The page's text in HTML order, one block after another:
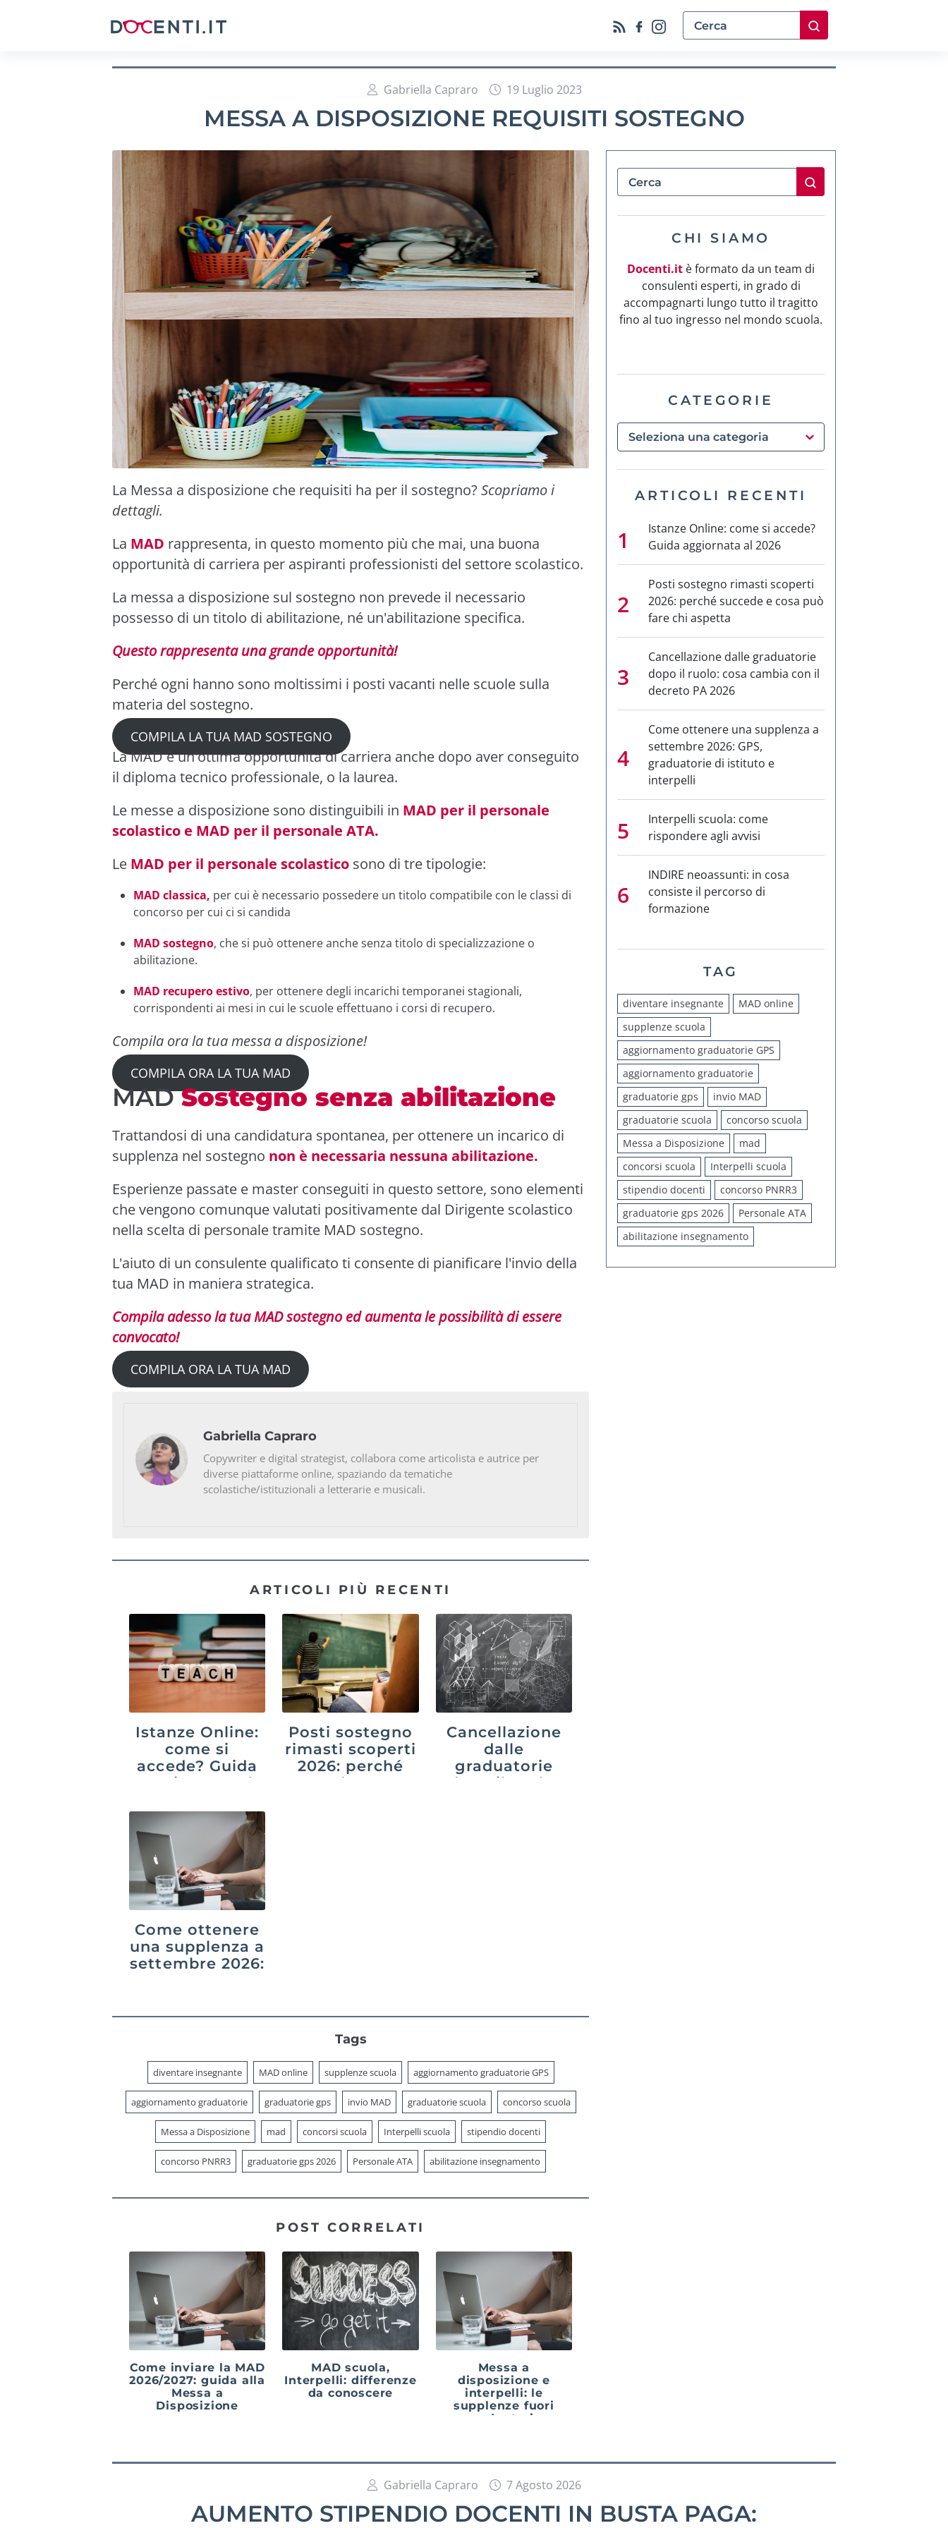
Gabriella Capraro 19 Luglio 2023
MESSA A DISPOSIZIONE REQUISITI SOSTEGNO
La Messa a disposizione che requisiti ha per il sostegno? Scopriamo i
dettagli.
La MAD rappresenta, in questo momento più che mai, una buona
opportunità di carriera per aspiranti professionisti del settore scolastico.
La messa a disposizione sul sostegno non prevede il necessario
possesso di un titolo di abilitazione, né un'abilitazione specifica.
Questo rappresenta una grande opportunità!
Perché ogni hanno sono moltissimi i posti vacanti nelle scuole sulla
materia del sostegno.
COMPILA LA TUA MAD SOSTEGNO
La MAD è un'ottima opportunità di carriera anche dopo aver conseguito
il diploma tecnico professionale, o la laurea.
Le messe a disposizione sono distinguibili in MAD per il personale
scolastico e MAD per il personale ATA.
Le MAD per il personale scolastico sono di tre tipologie:
MAD classica, per cui è necessario possedere un titolo compatibile con le classi di
concorso per cui ci si candida
MAD sostegno, che si può ottenere anche senza titolo di specializzazione o
abilitazione.
MAD recupero estivo, per ottenere degli incarichi temporanei stagionali,
corrispondenti ai mesi in cui le scuole effettuano i corsi di recupero.
Compila ora la tua messa a disposizione!
COMPILA ORA LA TUA MAD
MADSostegno senza abilitazione
Trattandosi di una candidatura spontanea, per ottenere un incarico di
supplenza nel sostegno non è necessaria nessuna abilitazione.
Esperienze passate e master conseguiti in questo settore, sono elementi
che vengono comunque valutati positivamente dal Dirigente scolastico
nella scelta di personale tramite MAD sostegno.
L'aiuto di un consulente qualificato ti consente di pianificare l'invio della
tua MAD in maniera strategica.
Compila adesso la tua MAD sostegno ed aumenta le possibilità di essere
convocato!
COMPILA ORA LA TUA MAD
Gabriella Capraro
Copywriter e digital strategist, collabora come articolista e autrice per
diverse piattaforme online, spaziando da tematiche
scolastiche/istituzionali a letterarie e musicali.
ARTICOLI PIÙ RECENTI
Istanze Online:
come si
accede? Guida
aggiornata al
Posti sostegno
rimasti scoperti
2026: perché
succede e cosa
Cancellazione
dalle
graduatorie
dopo il ruolo:
Come ottenere
una supplenza a
settembre 2026:
istituto e
Tags
diventare insegnante MAD online supplenze scuola aggiornamento graduatorie GPS
aggiornamento graduatorie graduatorie gps invio MAD graduatorie scuola concorso scuola
Messa a Disposizione mad concorsi scuola Interpelli scuola stipendio docenti
concorso PNRR3 graduatorie gps 2026 Personale ATA abilitazione insegnamento
POST CORRELATI
Come inviare la MAD
2026/2027: guida alla
Messa a
Disposizione
MAD scuola,
Interpelli: differenze
da conoscere
Messa a
disposizione e
interpelli: le
supplenze fuori
graduatoria
CHI SIAMO
Docenti.it è formato da un team di
consulenti esperti, in grado di
accompagnarti lungo tutto il tragitto
fino al tuo ingresso nel mondo scuola.
CATEGORIE
ARTICOLI RECENTI
Istanze Online: come si accede?
Guida aggiornata al 2026
Posti sostegno rimasti scoperti
2026: perché succede e cosa può
fare chi aspetta
Cancellazione dalle graduatorie
dopo il ruolo: cosa cambia con il
decreto PA 2026
Come ottenere una supplenza a
settembre 2026: GPS,
graduatorie di istituto e
interpelli
Interpelli scuola: come
rispondere agli avvisi
INDIRE neoassunti: in cosa
consiste il percorso di
formazione
TAG
diventare insegnante
MAD online
supplenze scuola
aggiornamento graduatorie GPS
aggiornamento graduatorie
graduatorie gps
invio MAD
graduatorie scuola
concorso scuola
Messa a Disposizione
mad
concorsi scuola
Interpelli scuola
stipendio docenti
concorso PNRR3
graduatorie gps 2026
Personale ATA
abilitazione insegnamento
Gabriella Capraro 7 Agosto 2026
AUMENTO STIPENDIO DOCENTI IN BUSTA PAGA: